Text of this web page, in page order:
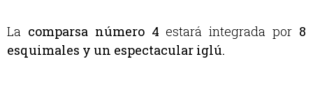
La comparsa número 4estará integrada por 8
esquimales y un espectacular iglú.